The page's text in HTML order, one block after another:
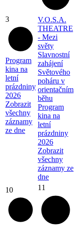
3
Program
kina na
letní
prázdniny
2026
Zobrazit
všechny
záznamy
ze dne
V.O.S.A.
THEATRE
- Mezi
světy
Slavnostní
zahájení
Světového
poháru v
orientačním
běhu
Program
kina na
letní
prázdniny
2026
Zobrazit
všechny
záznamy ze
dne
10 11